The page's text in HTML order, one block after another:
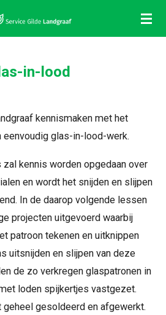
in-lood
kennismaken met het
eenvoudig glas-in-lood-werk.
kennis worden opgedaan over
en wordt het snijden en slijpen
In de daarop volgende lessen
projecten uitgevoerd waarbij
patroon tekenen en uitknippen
uitsnijden en slijpen van deze
de zo verkregen glaspatronen in
loden spijkertjes vastgezet.
gesoldeerd en afgewerkt.